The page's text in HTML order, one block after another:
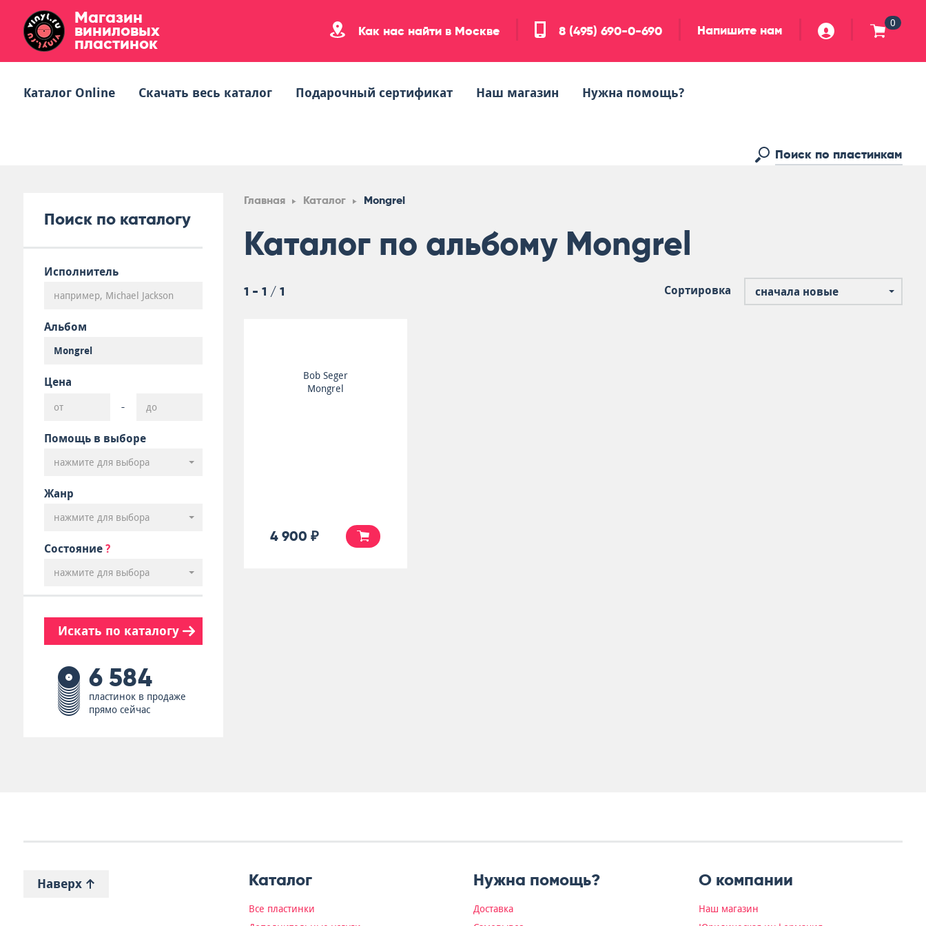
Магазин
виниловых
пластинок
Как нас найти в Москве 8 (495) 690-0-690 Напишите нам 0
Каталог Online Скачать весь каталог Подарочный сертификат Наш магазин Нужна помощь?
Поиск по каталогу
Исполнитель
Альбом
Цена
-
Помощь в выборе
нажмите для выбора
Жанр
нажмите для выбора
Состояние ?
нажмите для выбора
Искать по каталогу
6 584
пластинок в продаже
прямо сейчас
Главная Каталог Mongrel
Каталог по альбому Mongrel
1 - 1 / 1 Сортировка сначала новые
Bob Seger
Mongrel
4 900 ₽
Наверх Каталог
Все пластинки
Нужна помощь?
Доставка
О компании
Наш магазин